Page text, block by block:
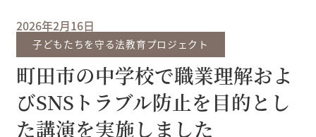
2026年2月16日
子どもたちを守る法教育プロジェクト
町田市の中学校で職業理解およ
びSNSトラブル防止を目的とし
た講演を実施しました